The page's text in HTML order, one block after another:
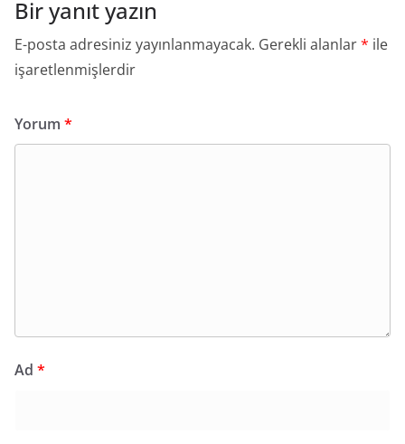
Bir yanıt yazın
E-posta adresiniz yayınlanmayacak. Gerekli alanlar* ile
işaretlenmişlerdir
Yorum *
Ad *